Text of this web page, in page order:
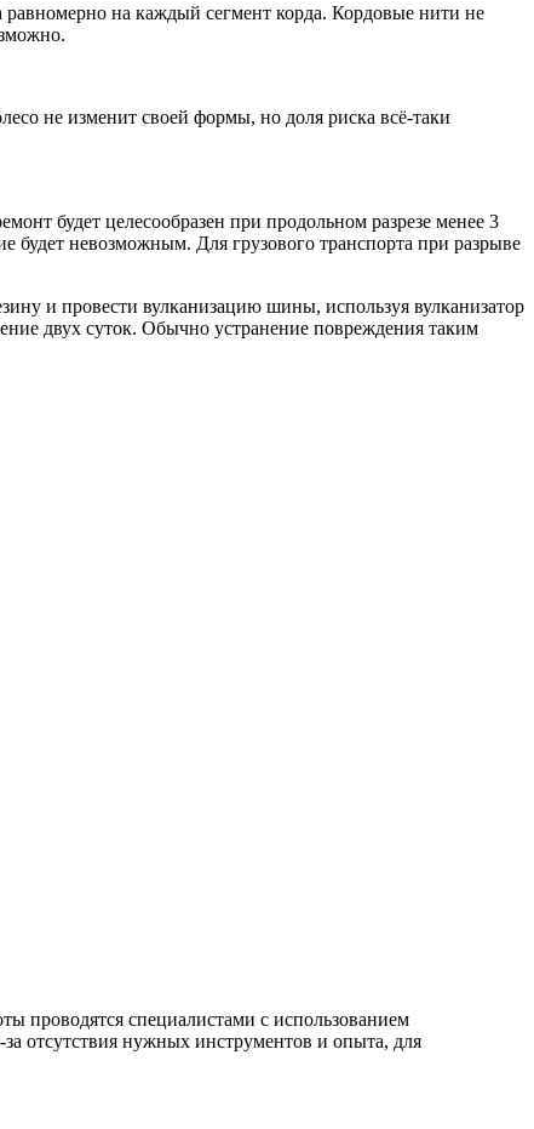
равномерно на каждый сегмент корда. Кордовые нити не
не изменит своей формы, но доля риска всё-таки
будет целесообразен при продольном разрезе менее 3
невозможным. Для грузового транспорта при разрыве
и провести вулканизацию шины, используя вулканизатор
двух суток. Обычно устранение повреждения таким
проводятся специалистами с использованием
отсутствия нужных инструментов и опыта, для